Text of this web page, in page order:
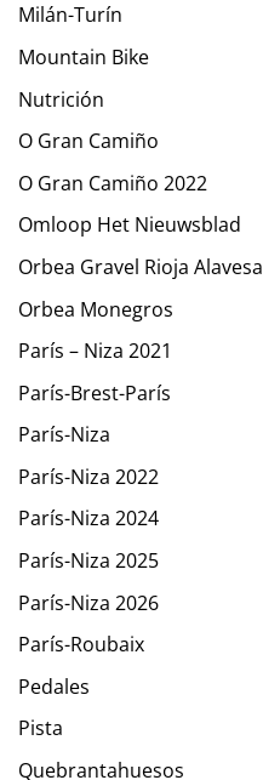
Milán-Turín
Mountain Bike
Nutrición
O Gran Camiño
O Gran Camiño 2022
Omloop Het Nieuwsblad
Orbea Gravel Rioja Alavesa
Orbea Monegros
París – Niza 2021
París-Brest-París
París-Niza
París-Niza 2022
París-Niza 2024
París-Niza 2025
París-Niza 2026
París-Roubaix
Pedales
Pista
Quebrantahuesos